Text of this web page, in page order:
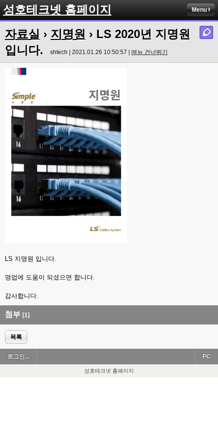
성호테크넷 홈페이지 Menu
자료실 › 지명원 › LS 2020년 지명원
입니다.
shtech | 2021.01.26 10:50:57 | 메뉴 건너뛰기
LS 지명원 입니다.
영업에 도움이 되셨으면 합니다.
감사합니다.
첨부 [1]
목록
로그인... PC
성호테크넷 홈페이지